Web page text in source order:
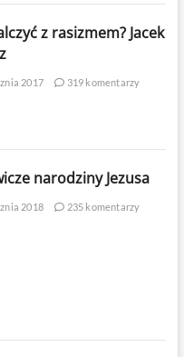
z rasizmem? Jacek
2017 319 komentarzy
narodziny Jezusa
2018 235 komentarzy